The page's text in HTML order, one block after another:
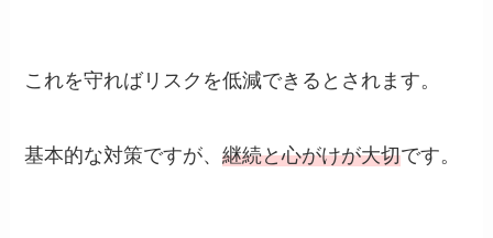
これを守ればリスクを低減できるとされます。
基本的な対策ですが、継続と心がけが大切です。